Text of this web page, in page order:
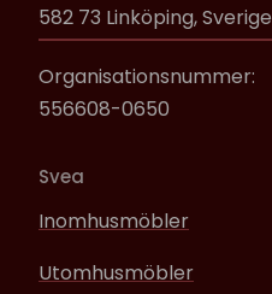
582 73 Linköping, Sverige
Organisationsnummer:
556608-0650
Svea
Inomhusmöbler
Utomhusmöbler